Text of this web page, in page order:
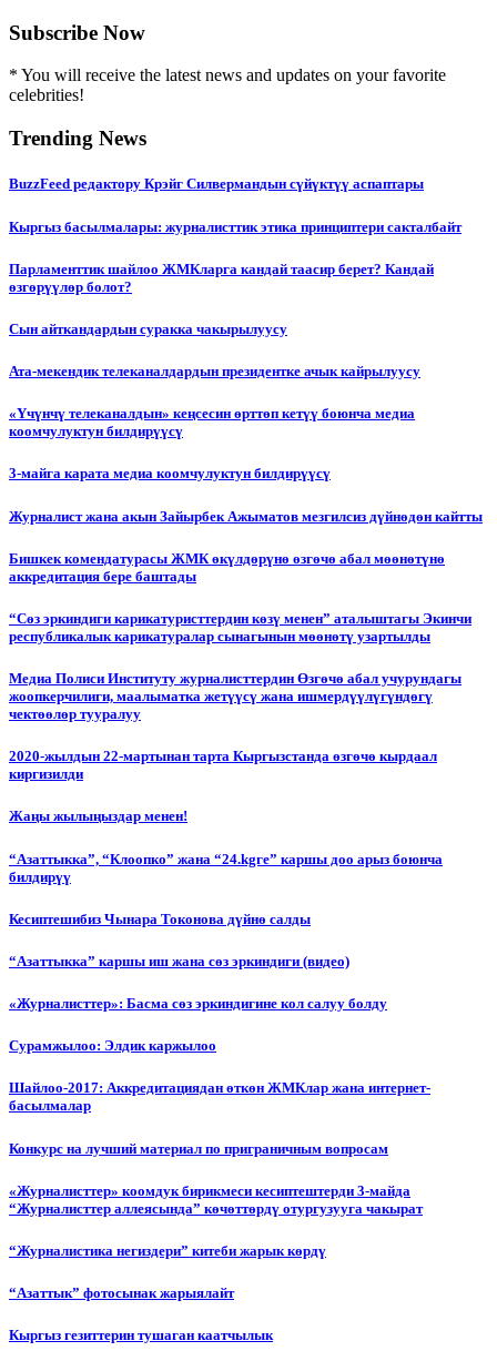
Subscribe Now
* You will receive the latest news and updates on your favorite
celebrities!
Trending News
BuzzFeed редактору Крэйг Силвермандын сүйүктүү аспаптары
Кыргыз басылмалары: журналисттик этика принциптери сакталбайт
Парламенттик шайлоо ЖМКларга кандай таасир берет? Кандай
өзгөрүүлөр болот?
Сын айткандардын суракка чакырылуусу
Ата-мекендик телеканалдардын президентке ачык кайрылуусу
«Үчүнчү телеканалдын» кеңсесин өрттөп кетүү боюнча медиа
коомчулуктун билдирүүсү
3-майга карата медиа коомчулуктун билдирүүсү
Журналист жана акын Зайырбек Ажыматов мезгилсиз дүйнөдөн кайтты
Бишкек комендатурасы ЖМК өкүлдөрүнө өзгөчө абал мөөнөтүнө
аккредитация бере баштады
“Сөз эркиндиги карикатуристтердин көзү менен” аталыштагы Экинчи
республикалык карикатуралар сынагынын мөөнөтү узартылды
Медиа Полиси Институту журналисттердин Өзгөчө абал учурундагы
жоопкерчилиги, маалыматка жетүүсү жана ишмердүүлүгүндөгү
чектөөлөр тууралуу
2020-жылдын 22-мартынан тарта Кыргызстанда өзгөчө кырдаал
киргизилди
Жаңы жылыңыздар менен!
“Азаттыкка”, “Клоопко” жана “24.kgге” каршы доо арыз боюнча
билдирүү
Кесиптешибиз Чынара Токонова дүйнө салды
“Азаттыкка” каршы иш жана сөз эркиндиги (видео)
«Журналисттер»: Басма сөз эркиндигине кол салуу болду
Сурамжылоо: Элдик каржылоо
Шайлоо-2017: Аккредитациядан өткөн ЖМКлар жана интернет-
басылмалар
Конкурс на лучший материал по приграничным вопросам
«Журналисттер» коомдук бирикмеси кесиптештерди 3-майда
“Журналисттер аллеясында” көчөттөрдү отургузууга чакырат
“Журналистика негиздери” китеби жарык көрдү
“Азаттык” фотосынак жарыялайт
Кыргыз гезиттерин тушаган каатчылык